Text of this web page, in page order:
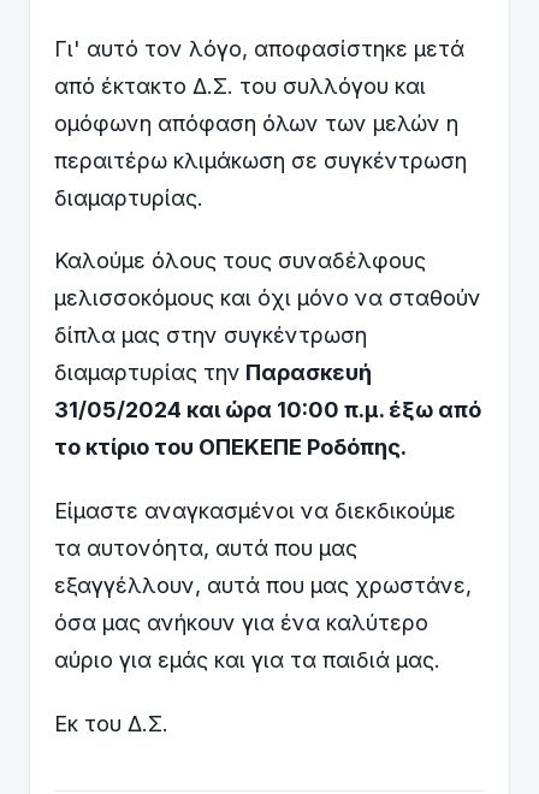
Γι' αυτό τον λόγο, αποφασίστηκε μετά
από έκτακτο Δ.Σ. του συλλόγου και
ομόφωνη απόφαση όλων των μελών η
περαιτέρω κλιμάκωση σε συγκέντρωση
διαμαρτυρίας.
Καλούμε όλους τους συναδέλφους
μελισσοκόμους και όχι μόνο να σταθούν
δίπλα μας στην συγκέντρωση
διαμαρτυρίας την Παρασκευή
31/05/2024 και ώρα 10:00 π.μ. έξω από
το κτίριο του ΟΠΕΚΕΠΕ Ροδόπης.
Είμαστε αναγκασμένοι να διεκδικούμε
τα αυτονόητα, αυτά που μας
εξαγγέλλουν, αυτά που μας χρωστάνε,
όσα μας ανήκουν για ένα καλύτερο
αύριο για εμάς και για τα παιδιά μας.
Εκ του Δ.Σ.